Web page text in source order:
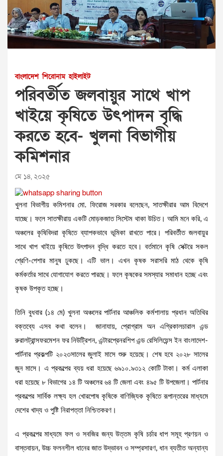
বাংলাদেশ শিরোনাম হাইলাইট
পরিবর্তীত জলবায়ুর সাথে খাপ
খাইয়ে কৃষিতে উৎপাদন বৃদ্ধি
করতে হবে- খুলনা বিভাগীয়
কমিশনার
মে ১৪, ২০২৫
খুলনা বিভাগীয় কমিশনার মো. ফিরোজ সরকার বলেছেন, সাতক্ষীরার আম বিদেশে
যাচ্ছে। ফলে সাতক্ষীরায় একটি মোড়কজাত সিস্টেম থাকা উচিত। আমি মনে করি, এ
অঞ্চলের কৃষিবিদরা কৃষিতে ব্যাপকভাবে ভূমিকা রাখতে পারে। পরিবর্তীত জলবায়ুর
সাথে খাপ খাইয়ে কৃষিতে উৎপাদন বৃদ্ধি করতে হবে। বর্তমানে কৃষি সেক্টরে সকল
শ্রেণি-পেশার মানুষ ঢুকছে। এটি ভাল। এখন কৃষক সরাসরি মাঠ থেকে কৃষি
কর্মকর্তার সাথে যোগাযোগ করতে পারছে। ফলে কৃষকের সমস্যার সমাধান হচ্ছে এবং
কৃষক উপকৃত হচ্ছে।
তিনি বুধবার (১৪ মে) খুলনা অঞ্চলের পার্টনার আঞ্চলিক কর্মশালায় প্রধান অতিথির
বক্তব্যে এসব কথা বলেন। জানাযায়, প্রোগ্রাম অন এগ্রিকালচারাল এন্ড
রুরালট্রান্সফরমেশন ফর নিউট্রিশন, এন্টারপ্রেনরশিপ এন্ড রেসিলিয়েন্স ইন বাংলাদেশ-
পার্টনার প্রকল্পটি ২০২৩সালের জুলাই মাসে শুরু হয়েছে। শেষ হবে ২০২৮ সালের
জুন মাসে। এ প্রকল্পের ব্যয় ধরা হয়েছে ৬৯১০.৯৩১২ কোটি টাকা। কর্ম এলাকা
ধরা হয়েছে ৮ বিভাগের ১৪ টি অঞ্চলের ৬৪ টি জেলা এবং ৪৯৫ টি উপজেলা। পার্টনার
প্রকল্পের সার্বিক লক্ষ্য হল খোরপোষ কৃষিকে বাণিজ্যিক কৃষিতে রূপান্তরের মাধ্যমে
দেশের খাদ্য ও পুষ্টি নিরাপত্তা নিশ্চিতকরণ।
এ প্রকল্পের মাধ্যমে ফল ও সবজির জন্য উত্তম কৃষি চর্চার ধাপ সমূহ প্রণয়ন ও
বাস্তবায়ন, উচ্চ ফলনশীল ধানের জাত উদ্ভাবন ও সম্প্রসারণ, ধান ব্যতীত অন্যান্য